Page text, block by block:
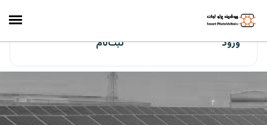
ایران‌سولار
ورود ثبت‌نام